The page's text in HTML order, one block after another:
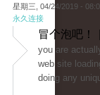
星期三, 04/24/2019 -
永久连接
冒个泡吧！
you are
web site
doing any